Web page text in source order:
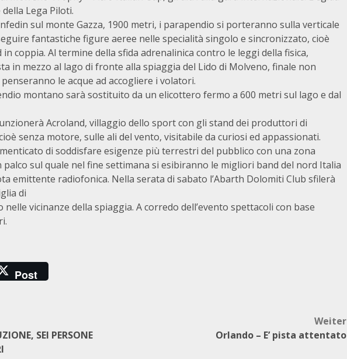
della Lega Piloti.
sul monte Gazza, 1900 metri, i parapendio si porteranno sulla verticale
fantastiche figure aeree nelle specialità singolo e sincronizzato, cioè
coppia. Al termine della sfida adrenalinica contro le leggi della fisica,
in mezzo al lago di fronte alla spiaggia del Lido di Molveno, finale non
le acque ad accogliere i volatori.
montano sarà sostituito da un elicottero fermo a 600 metri sul lago e dal
Acroland, villaggio dello sport con gli stand dei produttori di
senza motore, sulle ali del vento, visitabile da curiosi ed appassionati.
di soddisfare esigenze più terrestri del pubblico con una zona
sul quale nel fine settimana si esibiranno le migliori band del nord Italia
emittente radiofonica. Nella serata di sabato l’Abarth Dolomiti Club sfilerà
di
vicinanze della spiaggia. A corredo dell’evento spettacoli con base
Post
SEI PERSONE
Weiter
Orlando – E’ pista attentato